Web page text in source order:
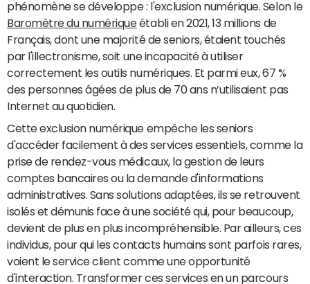
phénomène se développe : l'exclusion numérique. Selon le
Baromètre du numériqueétabli en 2021, 13 millions de
Français, dont une majorité de seniors, étaient touchés
par l'illectronisme, soit une incapacité à utiliser
correctement les outils numériques. Et parmi eux, 67 %
des personnes âgées de plus de 70 ans n’utilisaient pas
Internet au quotidien.
Cette exclusion numérique empêche les seniors
d'accéder facilement à des services essentiels, comme la
prise de rendez-vous médicaux, la gestion de leurs
comptes bancaires ou la demande d'informations
administratives. Sans solutions adaptées, ils se retrouvent
isolés et démunis face à une société qui, pour beaucoup,
devient de plus en plus incompréhensible. Par ailleurs, ces
individus, pour qui les contacts humains sont parfois rares,
voient le service client comme une opportunité
d'interaction. Transformer ces services en un parcours